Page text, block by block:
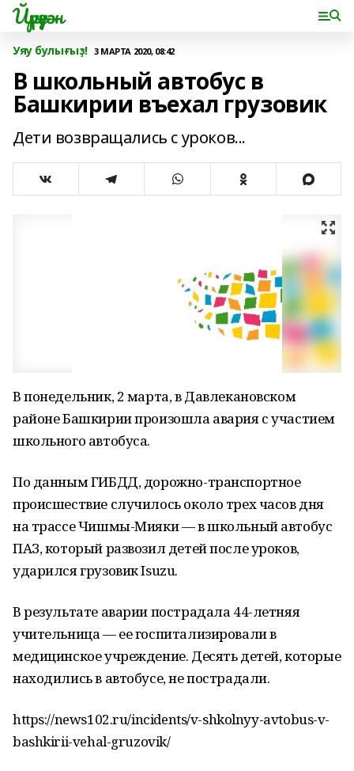
Йүрүҙән
Уяу булығыҙ! 3 МАРТА 2020, 08:42
В школьный автобус в
Башкирии въехал грузовик
Дети возвращались с уроков...
В понедельник, 2 марта, в Давлекановском
районе Башкирии произошла авария с участием
школьного автобуса.
По данным ГИБДД, дорожно-транспортное
происшествие случилось около трех часов дня
на трассе Чишмы-Мияки — в школьный автобус
ПАЗ, который развозил детей после уроков,
ударился грузовик Isuzu.
В результате аварии пострадала 44-летняя
учительница — ее госпитализировали в
медицинское учреждение. Десять детей, которые
находились в автобусе, не пострадали.
https://news102.ru/incidents/v-shkolnyy-avtobus-v-
bashkirii-vehal-gruzovik/